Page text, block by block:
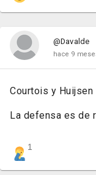
@Davalde
hace 9
Courtois y Huijsen
La defensa es de
1